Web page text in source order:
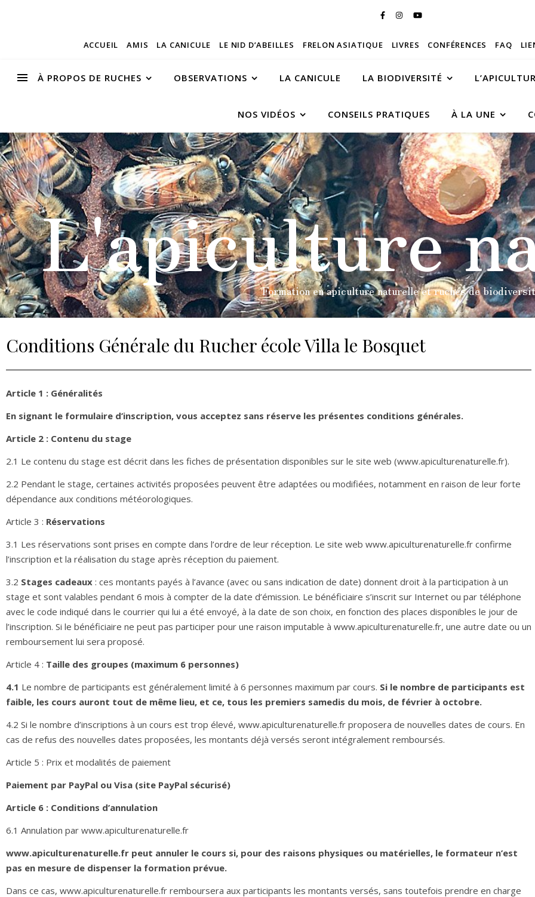
ACCUEIL AMIS LA CANICULE LE NID D’ABEILLES FRELON ASIATIQUE LIVRES CONFÉRENCES FAQ
À PROPOS DE RUCHES OBSERVATIONS LA CANICULE LA BIODIVERSITÉ
NOS VIDÉOS CONSEILS PRATIQUES À LA UNE
L'apiculture
Formation en apiculture naturelle et ruches de
Conditions Générale du Rucher école Villa le Bosquet
Article 1 : Généralités
En signant le formulaire d’inscription, vous acceptez sans réserve les présentes conditions générales.
Article 2 : Contenu du stage
2.1 Le contenu du stage est décrit dans les fiches de présentation disponibles sur le site web (www.apiculturenaturelle.fr).
2.2 Pendant le stage, certaines activités proposées peuvent être adaptées ou modifiées, notamment en raison de leur forte
dépendance aux conditions météorologiques.
Article 3 : Réservations
3.1 Les réservations sont prises en compte dans l’ordre de leur réception. Le site web www.apiculturenaturelle.fr confirme
l’inscription et la réalisation du stage après réception du paiement.
3.2 Stages cadeaux : ces montants payés à l’avance (avec ou sans indication de date) donnent droit à la participation à un
stage et sont valables pendant 6 mois à compter de la date d’émission. Le bénéficiaire s’inscrit sur Internet ou par téléphone
avec le code indiqué dans le courrier qui lui a été envoyé, à la date de son choix, en fonction des places disponibles le jour de
l’inscription. Si le bénéficiaire ne peut pas participer pour une raison imputable à www.apiculturenaturelle.fr, une autre date ou un
remboursement lui sera proposé.
Article 4 : Taille des groupes (maximum 6 personnes)
4.1 Le nombre de participants est généralement limité à 6 personnes maximum par cours. Si le nombre de participants est
faible, les cours auront tout de même lieu, et ce, tous les premiers samedis du mois, de février à octobre.
4.2 Si le nombre d’inscriptions à un cours est trop élevé, www.apiculturenaturelle.fr proposera de nouvelles dates de cours. En
cas de refus des nouvelles dates proposées, les montants déjà versés seront intégralement remboursés.
Article 5 : Prix et modalités de paiement
Paiement par PayPal ou Visa (site PayPal sécurisé)
Article 6 : Conditions d’annulation
6.1 Annulation par www.apiculturenaturelle.fr
www.apiculturenaturelle.fr peut annuler le cours si, pour des raisons physiques ou matérielles, le formateur n’est
pas en mesure de dispenser la formation prévue.
Dans ce cas, www.apiculturenaturelle.fr remboursera aux participants les montants versés, sans toutefois prendre en charge